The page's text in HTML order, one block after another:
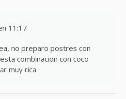
11:17
no preparo postres con
combinacion con coco
muy rica